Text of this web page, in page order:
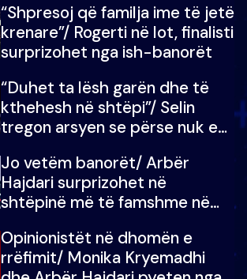
mban dot lotët: Nuk meritoj…
“Shpresoj që familja ime të jetë
krenare”/ Rogerti në lot, finalisti
surprizohet nga ish-banorët
“Duhet ta lësh garën dhe të
kthehesh në shtëpi”/ Selin
tregon arsyen se përse nuk e
çoja luftën time deri në fund
Jo vetëm banorët/ Arbër
Hajdari surprizohet në
shtëpinë më të famshme në
vajzën e tij
Opinionistët në dhomën e
rrëfimit/ Monika Kryemadhi